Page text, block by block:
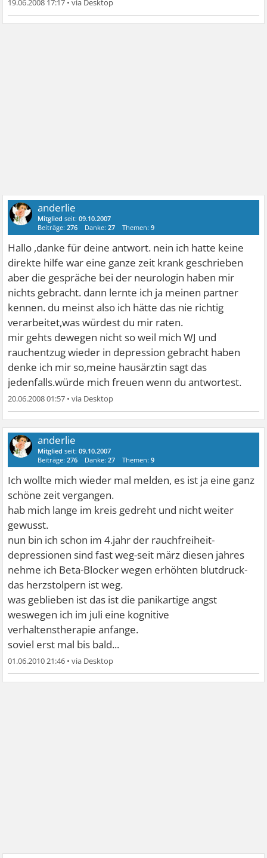
19.06.2008 17:17 •
anderlie
Mitglied seit:09.10.2007
Beiträge:276 Danke:27 Themen:9
Hallo ,danke für deine antwort. nein ich hatte keine
direkte hilfe war eine ganze zeit krank geschrieben
aber die gespräche bei der neurologin haben mir
nichts gebracht. dann lernte ich ja meinen partner
kennen. du meinst also ich hätte das nie richtig
verarbeitet,was würdest du mir raten.
mir gehts dewegen nicht so weil mich WJ und
rauchentzug wieder in depression gebracht haben
denke ich mir so,meine hausärztin sagt das
jedenfalls.würde mich freuen wenn du antwortest.
20.06.2008 01:57 •
anderlie
Mitglied seit:09.10.2007
Beiträge:276 Danke:27 Themen:9
Ich wollte mich wieder mal melden, es ist ja eine ganz
schöne zeit vergangen.
hab mich lange im kreis gedreht und nicht weiter
gewusst.
nun bin ich schon im 4.jahr der rauchfreiheit-
depressionen sind fast weg-seit märz diesen jahres
nehme ich Beta-Blocker wegen erhöhten blutdruck-
das herzstolpern ist weg.
was geblieben ist das ist die panikartige angst
weswegen ich im juli eine kognitive
verhaltenstherapie anfange.
soviel erst mal bis bald...
01.06.2010 21:46 •